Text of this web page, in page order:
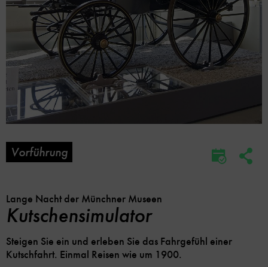
Vorführung
Lange Nacht der Münchner Museen
Kutschensimulator
Steigen Sie ein und erleben Sie das Fahrgefühl einer
Kutschfahrt. Einmal Reisen wie um 1900.